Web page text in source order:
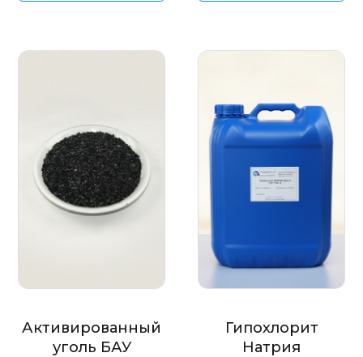
Активированный
уголь БАУ
Гипохлорит
Натрия